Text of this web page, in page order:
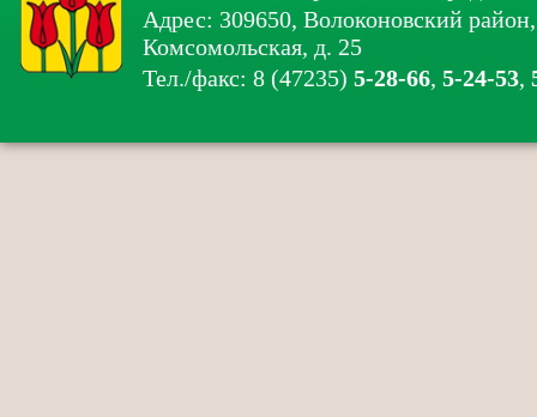
Адрес: 309650, Волоконовский
Комсомольская, д. 25
Тел./факс: 8 (47235) 5-28-66, 5-24-53,